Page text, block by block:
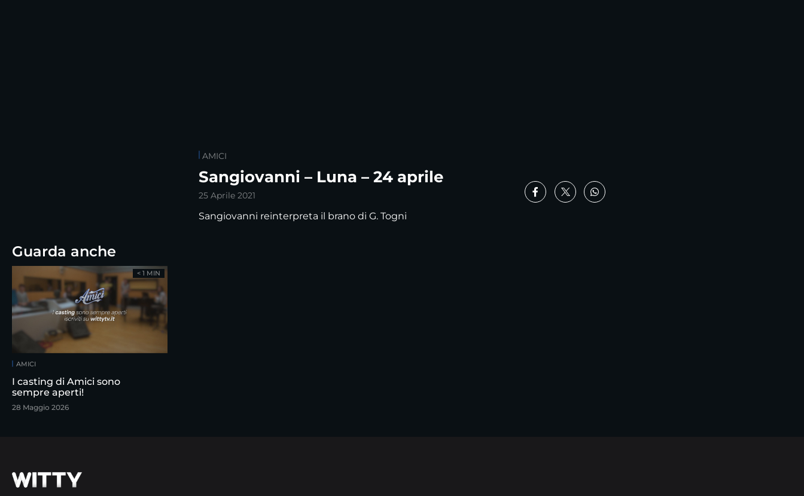
AMICI
Sangiovanni – Luna – 24 aprile
25 Aprile 2021
Sangiovanni reinterpreta il brano di G. Togni
Guarda anche
AMICI
I casting di Amici sono
sempre aperti!
28 Maggio 2026
< 1 MIN